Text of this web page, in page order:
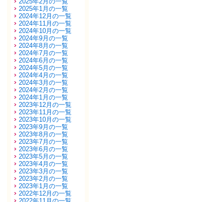
2025年1月の一覧
2024年12月の一覧
2024年11月の一覧
2024年10月の一覧
2024年9月の一覧
2024年8月の一覧
2024年7月の一覧
2024年6月の一覧
2024年5月の一覧
2024年4月の一覧
2024年3月の一覧
2024年2月の一覧
2024年1月の一覧
2023年12月の一覧
2023年11月の一覧
2023年10月の一覧
2023年9月の一覧
2023年8月の一覧
2023年7月の一覧
2023年6月の一覧
2023年5月の一覧
2023年4月の一覧
2023年3月の一覧
2023年2月の一覧
2023年1月の一覧
2022年12月の一覧